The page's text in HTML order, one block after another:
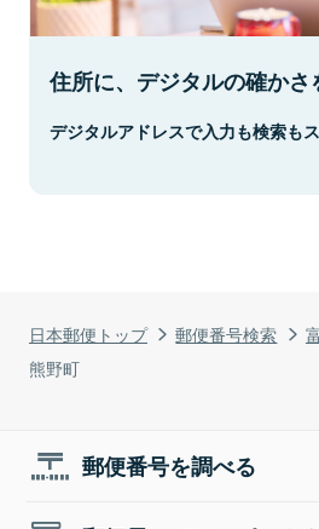
日本郵便トップ 郵便番号検索
熊野町
住所に、デジタルの確かさ
デジタルアドレスで入力も検索もス
郵便番号を調べる